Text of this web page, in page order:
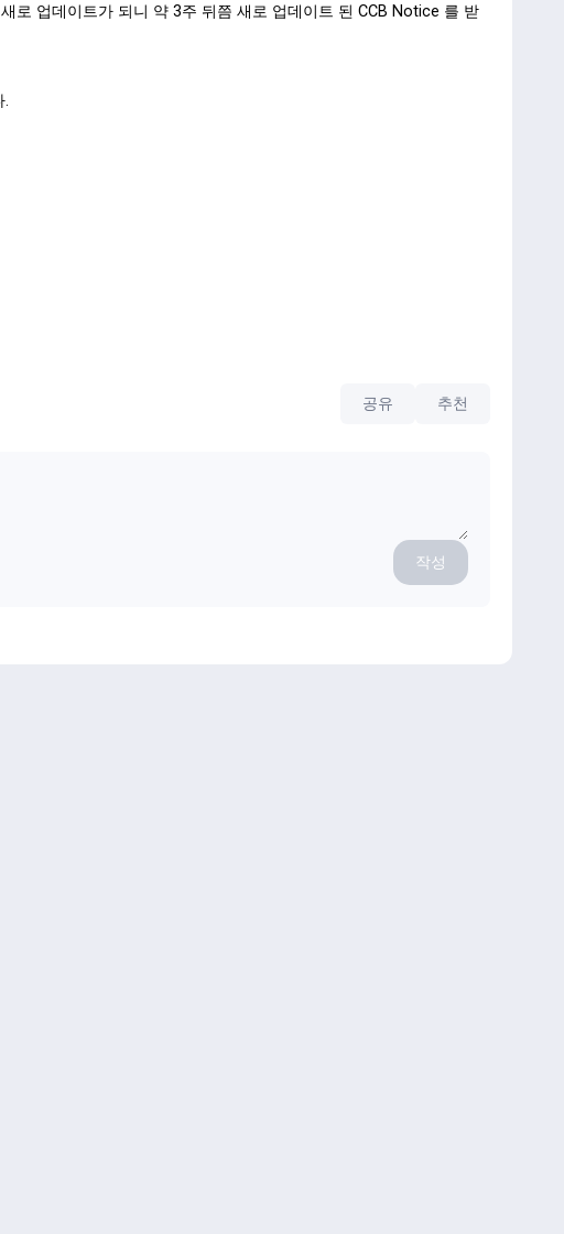
로 업데이트가 되니 약 3주 뒤쯤 새로 업데이트 된 CCB Notice 를 받
.
공유 추천
작성